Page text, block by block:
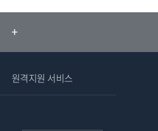
원격지원 서비스